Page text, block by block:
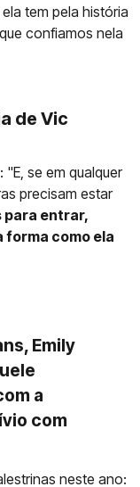
tem pela história
confiamos nela
de Vic
se em qualquer
precisam estar
para entrar,
forma como ela
Emily
a
com
neste ano: